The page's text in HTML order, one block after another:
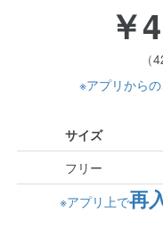
￥
（
※アプリから
サイズ
フリー
※アプリ上で再